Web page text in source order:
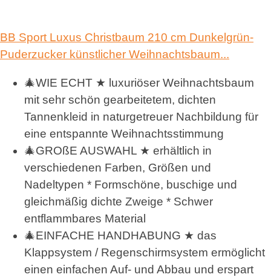
BB Sport Luxus Christbaum 210 cm Dunkelgrün-
Puderzucker künstlicher Weihnachtsbaum...
🎄WIE ECHT ★ luxuriöser Weihnachtsbaum
mit sehr schön gearbeitetem, dichten
Tannenkleid in naturgetreuer Nachbildung für
eine entspannte Weihnachtsstimmung
🎄GROßE AUSWAHL ★ erhältlich in
verschiedenen Farben, Größen und
Nadeltypen * Formschöne, buschige und
gleichmäßig dichte Zweige * Schwer
entflammbares Material
🎄EINFACHE HANDHABUNG ★ das
Klappsystem / Regenschirmsystem ermöglicht
einen einfachen Auf- und Abbau und erspart